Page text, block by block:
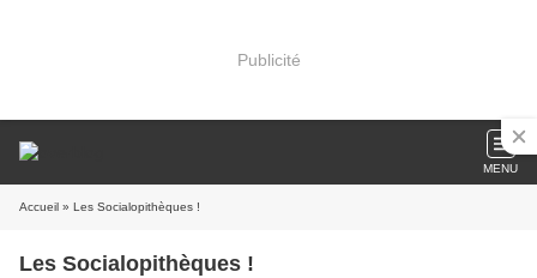
Publicité
MENU
Accueil » Les Socialopithèques !
Les Socialopithèques !